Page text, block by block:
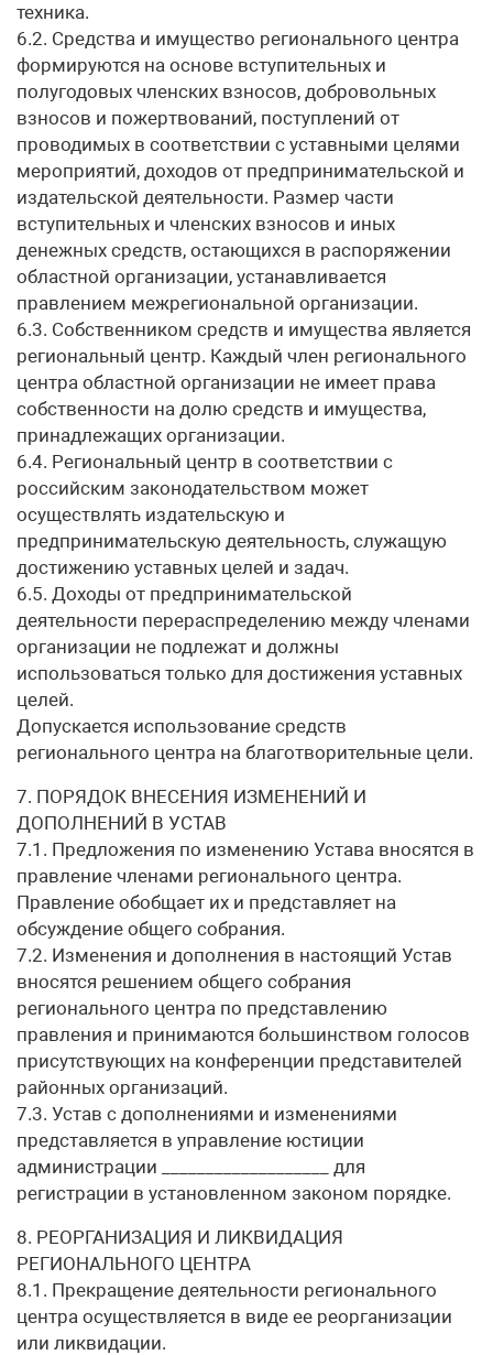
техника.
6.2. Средства и имущество регионального центра
формируются на основе вступительных и
полугодовых членских взносов, добровольных
взносов и пожертвований, поступлений от
проводимых в соответствии с уставными целями
мероприятий, доходов от предпринимательской и
издательской деятельности. Размер части
вступительных и членских взносов и иных
денежных средств, остающихся в распоряжении
областной организации, устанавливается
правлением межрегиональной организации.
6.3. Собственником средств и имущества является
региональный центр. Каждый член регионального
центра областной организации не имеет права
собственности на долю средств и имущества,
принадлежащих организации.
6.4. Региональный центр в соответствии с
российским законодательством может
осуществлять издательскую и
предпринимательскую деятельность, служащую
достижению уставных целей и задач.
6.5. Доходы от предпринимательской
деятельности перераспределению между членами
организации не подлежат и должны
использоваться только для достижения уставных
целей.
Допускается использование средств
регионального центра на благотворительные цели.
7. ПОРЯДОК ВНЕСЕНИЯ ИЗМЕНЕНИЙ И
ДОПОЛНЕНИЙ В УСТАВ
7.1. Предложения по изменению Устава вносятся в
правление членами регионального центра.
Правление обобщает их и представляет на
обсуждение общего собрания.
7.2. Изменения и дополнения в настоящий Устав
вносятся решением общего собрания
регионального центра по представлению
правления и принимаются большинством голосов
присутствующих на конференции представителей
районных организаций.
7.3. Устав с дополнениями и изменениями
представляется в управление юстиции
администрации ___________________ для
регистрации в установленном законом порядке.
8. РЕОРГАНИЗАЦИЯ И ЛИКВИДАЦИЯ
РЕГИОНАЛЬНОГО ЦЕНТРА
8.1. Прекращение деятельности регионального
центра осуществляется в виде ее реорганизации
или ликвидации.